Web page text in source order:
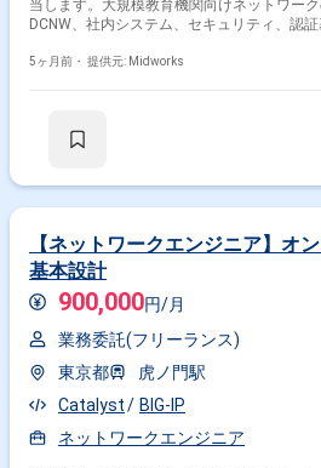
当します。大規模教育機関向けネットワーク
DCNW、社内システム、セキュリティ、認
稼働を支えます。既存NWチームリーダーの下
ロードバランサ等のネットワーク機器の運用、保守、監
5ヶ月前・ 提供元: Midworks
【ネットワークエンジニア】オ
基本設計
900,000円/月
業務委託(フリーランス)
東京都
虎ノ門駅
Catalyst
BIG-IP
ネットワークエンジニア